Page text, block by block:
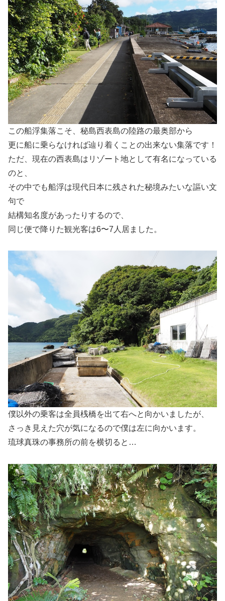
この船浮集落こそ、秘島西表島の陸路の最奥部から
更に船に乗らなければ辿り着くことの出来ない集落です！
ただ、現在の西表島はリゾート地として有名になっている
のと、
その中でも船浮は現代日本に残された秘境みたいな謳い文
句で
結構知名度があったりするので、
同じ便で降りた観光客は6〜7人居ました。
僕以外の乗客は全員桟橋を出て右へと向かいましたが、
さっき見えた穴が気になるので僕は左に向かいます。
琉球真珠の事務所の前を横切ると…